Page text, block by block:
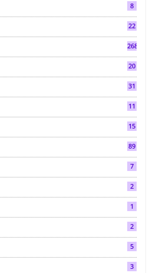
8
22
268
20
31
11
15
89
7
2
1
2
5
3